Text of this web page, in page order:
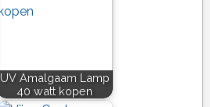
UV Amalgaam Lamp
40 watt kopen